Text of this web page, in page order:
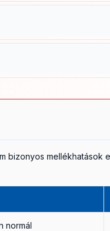
intenzitású
vagy fertőzött
mikroáram
csakerre a célra
elülső háromszög
veszélyes
biztonságos
bizonyos
normál